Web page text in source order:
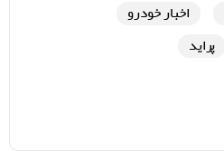
اخبار خودرو
پراید